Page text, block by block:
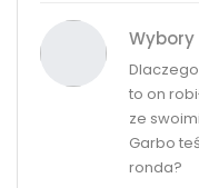
Wybory
to on
ze
Garbo
ronda?